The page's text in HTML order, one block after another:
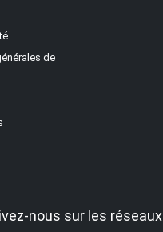
de
nous sur les réseaux